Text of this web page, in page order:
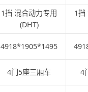
1挡 混合动力专用
(DHT)
1挡
4918*1905*1495
4门5座三厢车 4